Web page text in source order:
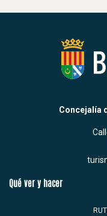
Concejalía
Qué ver y hacer